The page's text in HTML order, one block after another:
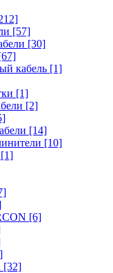
[57]
[30]
кабель [1]
[1]
[2]
[14]
[10]
[1]
[6]
[32]